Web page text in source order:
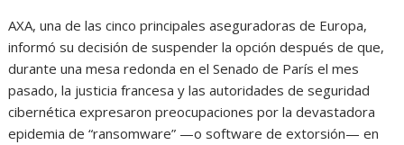
AXA, una de las cinco principales aseguradoras de Europa,
informó su decisión de suspender la opción después de que,
durante una mesa redonda en el Senado de París el mes
pasado, la justicia francesa y las autoridades de seguridad
cibernética expresaron preocupaciones por la devastadora
epidemia de “ransomware” —o software de extorsión— en